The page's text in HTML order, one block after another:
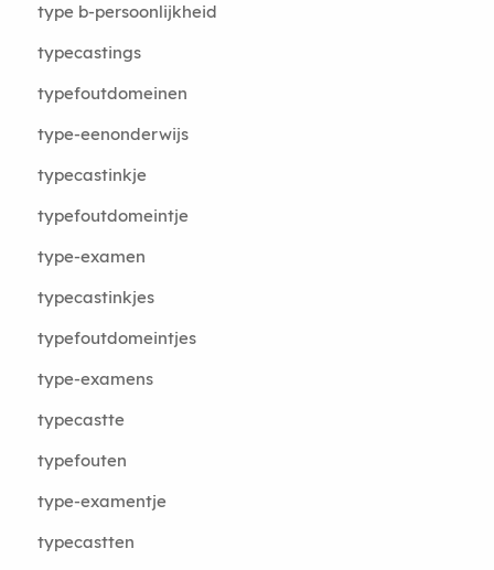
type b-persoonlijkheid
typecastings
typefoutdomeinen
type-eenonderwijs
typecastinkje
typefoutdomeintje
type-examen
typecastinkjes
typefoutdomeintjes
type-examens
typecastte
typefouten
type-examentje
typecastten